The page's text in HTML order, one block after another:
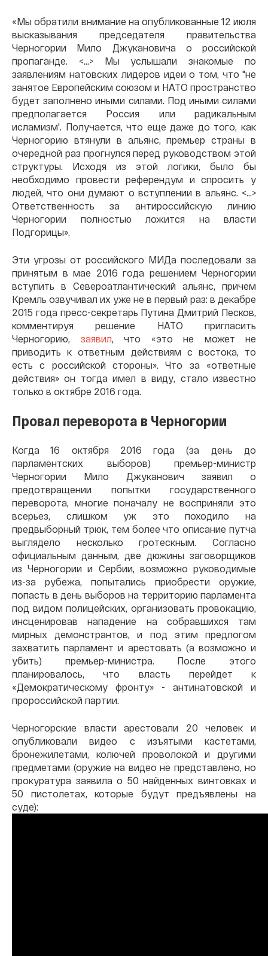
«Мы обратили внимание на опубликованные 12 июля
высказывания председателя правительства
Черногории Мило Джукановича о российской
пропаганде. <…> Мы услышали знакомые по
заявлениям натовских лидеров идеи о том, что "не
занятое Европейским союзом и НАТО пространство
будет заполнено иными силами. Под иными силами
предполагается Россия или радикальным
исламизм'. Получается, что еще даже до того, как
Черногорию втянули в альянс, премьер страны в
очередной раз прогнулся перед руководством этой
структуры. Исходя из этой логики, было бы
необходимо провести референдум и спросить у
людей, что они думают о вступлении в альянс. <…>
Ответственность за антироссийскую линию
Черногории полностью ложится на власти
Подгорицы».
Эти угрозы от российского МИДа последовали за
принятым в мае 2016 года решением Черногории
вступить в Североатлантический альянс, причем
Кремль озвучивал их уже не в первый раз: в декабре
2015 года пресс-секретарь Путина Дмитрий Песков,
комментируя решение НАТО пригласить
Черногорию, заявил, что «это не может не
приводить к ответным действиям с востока, то
есть с российской стороны». Что за «ответные
действия» он тогда имел в виду, стало известно
только в октябре 2016 года.
Провал переворота в Черногории
Когда 16 октября 2016 года (за день до
парламентских выборов) премьер-министр
Черногории Мило Джуканович заявил о
предотвращении попытки государственного
переворота, многие поначалу не восприняли это
всерьез, слишком уж это походило на
предвыборный трюк, тем более что описание путча
выглядело несколько гротескным. Согласно
официальным данным, две дюжины заговорщиков
из Черногории и Сербии, возможно руководимые
из-за рубежа, попытались приобрести оружие,
попасть в день выборов на территорию парламента
под видом полицейских, организовать провокацию,
инсценировав нападение на собравшихся там
мирных демонстрантов, и под этим предлогом
захватить парламент и арестовать (а возможно и
убить) премьер-министра. После этого
планировалось, что власть перейдет к
«Демократическому фронту» - антинатовской и
пророссийской партии.
Черногорские власти арестовали 20 человек и
опубликовали видео с изъятыми кастетами,
бронежилетами, колючей проволокой и другими
предметами (оружие на видео не представлено, но
прокуратура заявила о 50 найденных винтовках и
50 пистолетах, которые будут предъявлены на
суде):